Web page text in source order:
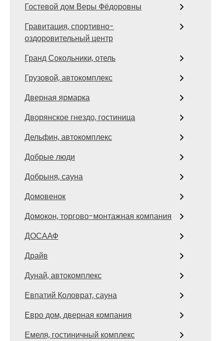
Гостевой дом Веры Фёдоровны
Гравитация, спортивно-
оздоровительный центр
Гранд Сокольники, отель
Грузовой, автокомплекс
Дверная ярмарка
Дворянское гнездо, гостиница
Дельфин, автокомплекс
Добрые люди
Добрыня, сауна
Домовенок
Домокон, торгово-монтажная компания
ДОСААФ
Драйв
Дунай, автокомплекс
Евпатий Коловрат, сауна
Евро дом, дверная компания
Емеля, гостиничный комплекс